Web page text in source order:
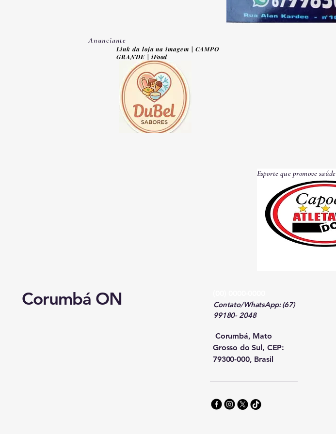
Anunciante
Link da loja na imagem | CAMPO
GRANDE | iFood
Esporte que promove saúde
Corumbá ON
Contato/WhatsApp: (67)
99180- 2048
Corumbá, Mato
Grosso do Sul, CEP:
79300-000, Brasil